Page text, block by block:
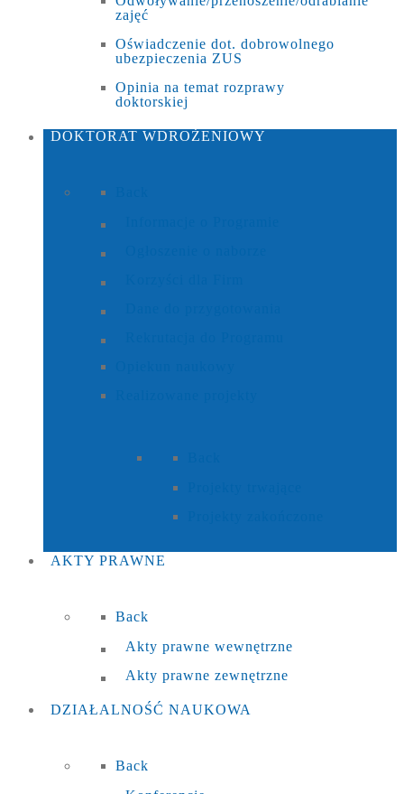
zajęć
Oświadczenie dot. dobrowolnego
ubezpieczenia ZUS
Opinia na temat rozprawy
doktorskiej
DOKTORAT WDROŻENIOWY
AKTY PRAWNE
Back
Akty prawne wewnętrzne
Akty prawne zewnętrzne
DZIAŁALNOŚĆ NAUKOWA
Back